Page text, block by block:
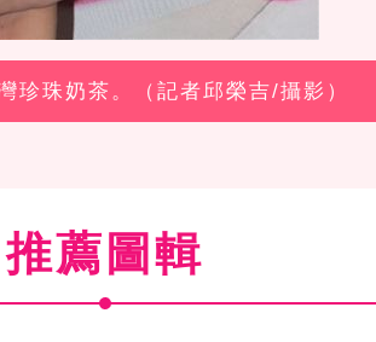
珠奶茶。（記者邱榮吉/攝影）
推薦圖輯